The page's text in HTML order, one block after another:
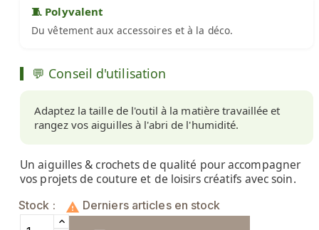
🧵 Polyvalent
Du vêtement aux accessoires et à la déco.
💬 Conseil d'utilisation
Adaptez la taille de l'outil à la matière travaillée et
rangez vos aiguilles à l'abri de l'humidité.
Un aiguilles & crochets de qualité pour accompagner
vos projets de couture et de loisirs créatifs avec soin.
Stock :  Derniers articles en stock